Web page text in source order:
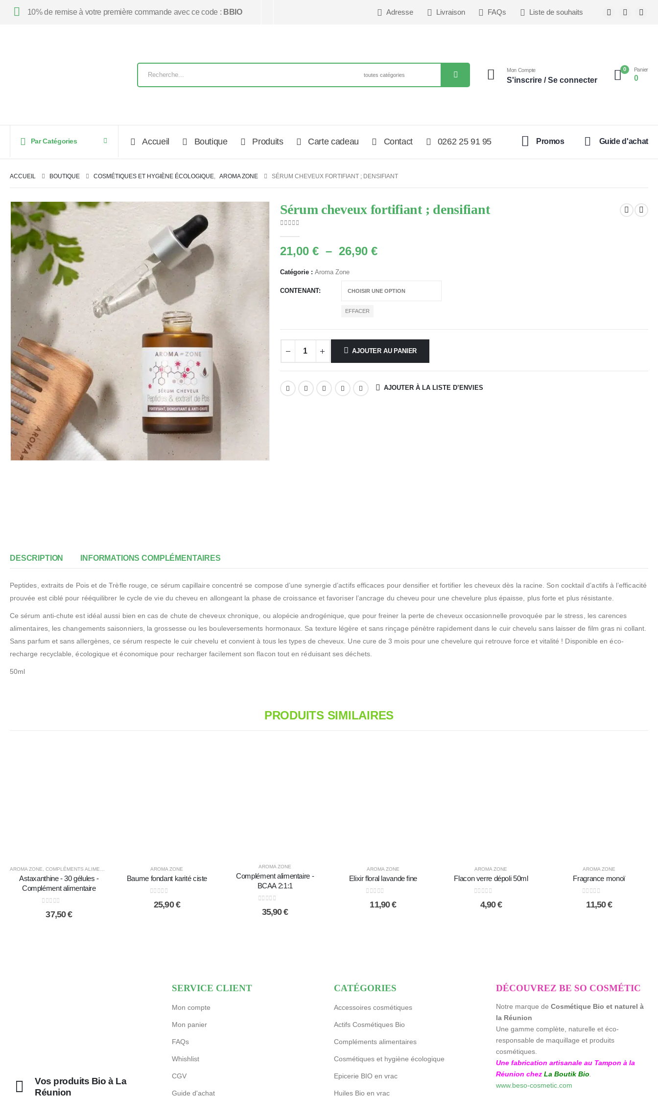
10% de remise à votre première commande avec ce code : BBIO Adresse Livraison FAQs Liste de souhaits
Mon Compte
S'inscrire / Se connecter
0 Panier
0
Par Catégories Accueil Boutique Produits Carte cadeau Contact 0262 25 91 95 Promos Guide d'achat
ACCUEIL BOUTIQUE COSMÉTIQUES ET HYGIÈNE ÉCOLOGIQUE, AROMA ZONE SÉRUM CHEVEUX FORTIFIANT ; DENSIFIANT
Sérum cheveux fortifiant ; densifiant
21,00 € – 26,90 €Plage
21,00 €
Catégorie : Aroma Zone
CONTENANT
EFFACER
AJOUTER AU PANIER
AJOUTER À LA LISTE D’ENVIES
DESCRIPTION INFORMATIONS COMPLÉMENTAIRES
Peptides, extraits de Pois et de Trèfle rouge, ce sérum capillaire concentré se compose d’une synergie d’actifs efficaces pour densifier et fortifier les cheveux dès la racine. Son cocktail d’actifs à l’efficacité
prouvée est ciblé pour rééquilibrer le cycle de vie du cheveu en allongeant la phase de croissance et favoriser l’ancrage du cheveu pour une chevelure plus épaisse, plus forte et plus résistante.
Ce sérum anti-chute est idéal aussi bien en cas de chute de cheveux chronique, ou alopécie androgénique, que pour freiner la perte de cheveux occasionnelle provoquée par le stress, les carences
alimentaires, les changements saisonniers, la grossesse ou les bouleversements hormonaux. Sa texture légère et sans rinçage pénètre rapidement dans le cuir chevelu sans laisser de film gras ni collant.
Sans parfum et sans allergènes, ce sérum respecte le cuir chevelu et convient à tous les types de cheveux. Une cure de 3 mois pour une chevelure qui retrouve force et vitalité ! Disponible en éco-
recharge recyclable, écologique et économique pour recharger facilement son flacon tout en réduisant ses déchets.
50ml
PRODUITS SIMILAIRES
AROMA ZONE, COMPLÉMENTS ALIMENTAIRES BIO COSMÉTIQUES ET HYGIÈNE ÉCOLOGIQUE
Astaxanthine - 30 gélules -
Complément alimentaire
37,50€
AROMA ZONE
Baume fondant karité ciste
25,90€
AROMA ZONE
Complément alimentaire -
BCAA 2:1:1
35,90€
AROMA ZONE
Elixir floral lavande fine
11,90€
AROMA ZONE
Flacon verre dépoli 50ml
4,90€
AROMA ZONE
Fragrance monoï
11,50€
Vos produits Bio à La
Réunion
SERVICE CLIENT
Mon compte
Mon panier
FAQs
Whishlist
CGV
Guide d'achat
CATÉGORIES
Accessoires cosmétiques
Actifs Cosmétiques Bio
Compléments alimentaires
Cosmétiques et hygiène écologique
Epicerie BIO en vrac
Huiles Bio en vrac
DÉCOUVREZ BE SO COSMÉTIC
Notre marque de Cosmétique Bio et naturel à
la Réunion
Une gamme complète, naturelle et éco-
responsable de maquillage et produits
cosmétiques.
Une fabrication artisanale au Tampon à la
Réunion chez La Boutik Bio
www.beso-cosmetic.com